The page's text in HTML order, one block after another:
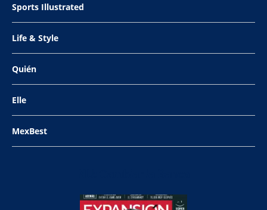
Sports Illustrated
Life & Style
Quién
Elle
MexBest